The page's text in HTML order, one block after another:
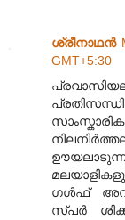
ശ്രീനാഥന്‍
GMT+5:30
ഗള്‍ഫ്
സ്പര്‍